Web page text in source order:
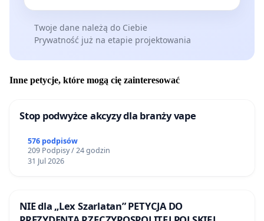
Twoje dane należą do Ciebie
Prywatność już na etapie projektowania
Inne petycje, które mogą cię zainteresować
Stop podwyżce akcyzy dla branży vape
576 podpisów
209 Podpisy / 24 godzin
31 Jul 2026
NIE dla „Lex Szarlatan” PETYCJA DO